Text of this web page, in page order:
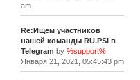
am
Re:Ищем участников
нашей команды RU.PSI в
Telegram by %support%
Января 21, 2021, 05:45:43 pm